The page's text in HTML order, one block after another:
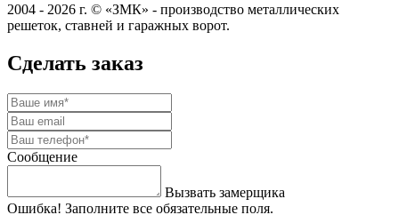
2004 - 2026 г. © «ЗМК» - производство металлических
решеток, ставней и гаражных ворот.
Сделать заказ
Сообщение
Вызвать замерщика
Ошибка! Заполните все обязательные поля.